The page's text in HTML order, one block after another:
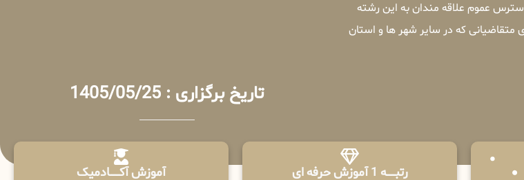
عموم علاقه مندان به این رشته
متقاضیانی که در سایر شهر ها و استان
تاریخ برگزاری : 1405/05/25
رتبــــــه 1 آموزش حرفه ای آموزش آکـــــــادمیک